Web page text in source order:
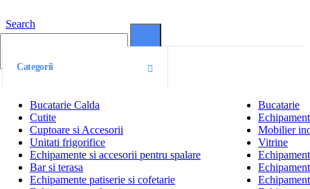
Search
Categorii
Bucatarie Calda
Bucatarie
Cutite
Cuptoare si Accesorii
Mobilier
Unitati frigorifice
Vitrine
Echipamente si accesorii pentru spalare
Bar si terasa
Echipamente patiserie si cofetarie